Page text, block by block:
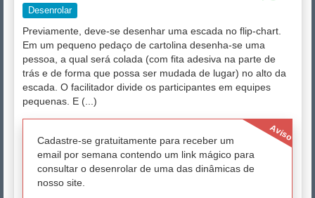
Desenrolar
Previamente, deve-se desenhar uma escada no flip-chart.
Em um pequeno pedaço de cartolina desenha-se uma
pessoa, a qual será colada (com fita adesiva na parte de
trás e de forma que possa ser mudada de lugar) no alto da
escada. O facilitador divide os participantes em equipes
pequenas. E (...)
Aviso
Cadastre-se gratuitamente para receber um
email por semana contendo um link mágico para
consultar o desenrolar de uma das dinâmicas de
nosso site.